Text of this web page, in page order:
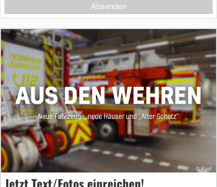
Absenden
Jetzt Text/Fotos einreichen!